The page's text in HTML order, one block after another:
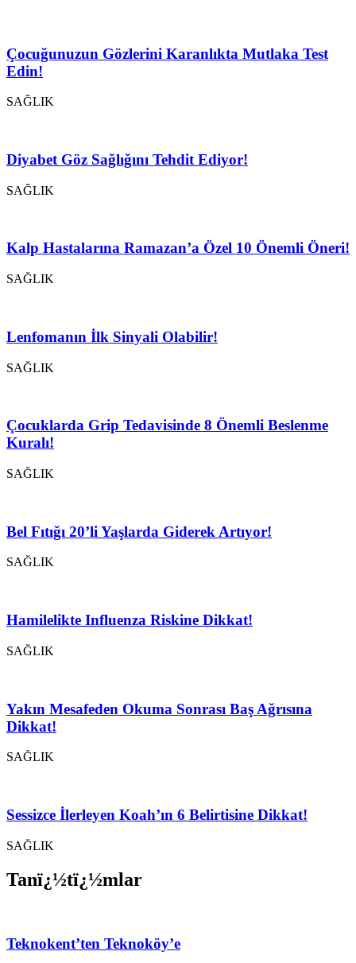
Çocuğunuzun Gözlerini Karanlıkta Mutlaka Test
Edin!
SAĞLIK
Diyabet Göz Sağlığını Tehdit Ediyor!
SAĞLIK
Kalp Hastalarına Ramazan’a Özel 10 Önemli Öneri!
SAĞLIK
Lenfomanın İlk Sinyali Olabilir!
SAĞLIK
Çocuklarda Grip Tedavisinde 8 Önemli Beslenme
Kuralı!
SAĞLIK
Bel Fıtığı 20’li Yaşlarda Giderek Artıyor!
SAĞLIK
Hamilelikte Influenza Riskine Dikkat!
SAĞLIK
Yakın Mesafeden Okuma Sonrası Baş Ağrısına
Dikkat!
SAĞLIK
Sessizce İlerleyen Koah’ın 6 Belirtisine Dikkat!
SAĞLIK
Tanï¿½tï¿½mlar
Teknokent’ten Teknoköy’e